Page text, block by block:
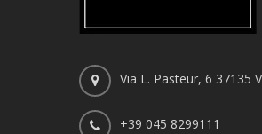
Via L. Pasteur, 6 37135
+39 045 8299111